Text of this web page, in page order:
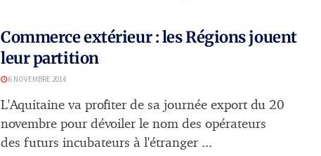
Commerce extérieur : les Régions jouent
leur partition
6 NOVEMBRE 2014
L'Aquitaine va profiter de sa journée export du 20
novembre pour dévoiler le nom des opérateurs
des futurs incubateurs à l'étranger ...